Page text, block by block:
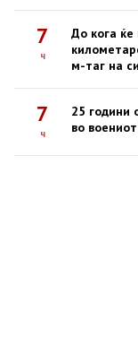
7
ч
До кога ќе
м-таг на
7
ч
25 години
во